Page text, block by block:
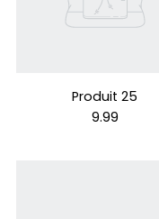
Produit 25
9.99